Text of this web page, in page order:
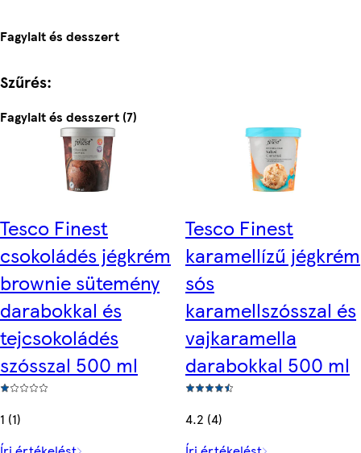
Fagylalt és desszert
Szűrés:
Fagylalt és desszert (7)
Tesco Finest
csokoládés jégkrém
brownie sütemény
darabokkal és
tejcsokoládés
szósszal 500 ml
1 (1)
Tesco Finest
karamellízű jégkrém
sós
karamellszósszal és
vajkaramella
darabokkal 500 ml
4.2 (4)